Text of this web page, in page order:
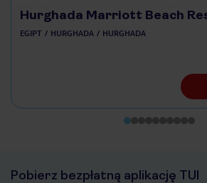
Hurghada Marriott Beach
EGIPT HURGHADA HURGHADA
Pobierz bezpłatną aplikację TUI